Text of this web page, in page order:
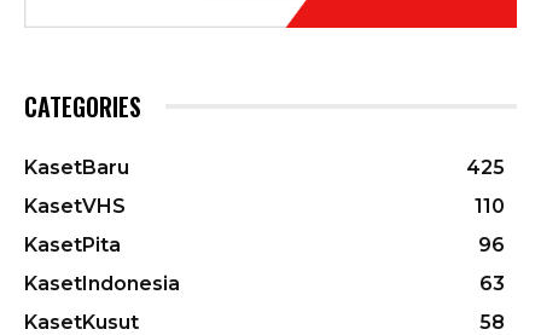
CATEGORIES
KasetBaru
425
KasetVHS
110
KasetPita
96
KasetIndonesia
63
KasetKusut
58